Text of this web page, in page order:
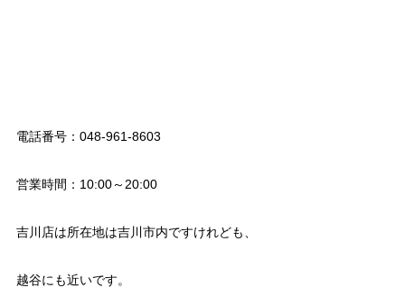
電話番号：048-961-8603
営業時間：10:00～20:00
吉川店は所在地は吉川市内ですけれども、
越谷にも近いです。